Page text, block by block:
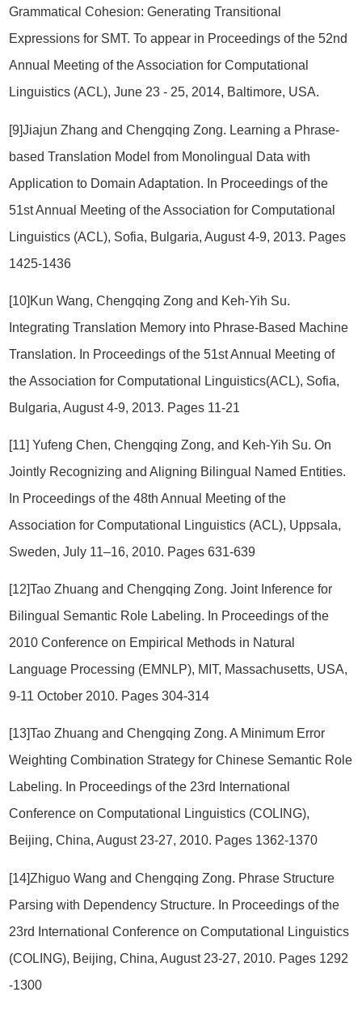
Grammatical Cohesion: Generating Transitional
Expressions for SMT. To appear in Proceedings of the 52nd
Annual Meeting of the Association for Computational
Linguistics (ACL), June 23 - 25, 2014, Baltimore, USA.
[9]Jiajun Zhang and Chengqing Zong. Learning a Phrase-
based Translation Model from Monolingual Data with
Application to Domain Adaptation. In Proceedings of the
51st Annual Meeting of the Association for Computational
Linguistics (ACL), Sofia, Bulgaria, August 4-9, 2013. Pages
1425-1436
[10]Kun Wang, Chengqing Zong and Keh-Yih Su.
Integrating Translation Memory into Phrase-Based Machine
Translation. In Proceedings of the 51st Annual Meeting of
the Association for Computational Linguistics(ACL), Sofia,
Bulgaria, August 4-9, 2013. Pages 11-21
[11] Yufeng Chen, Chengqing Zong, and Keh-Yih Su. On
Jointly Recognizing and Aligning Bilingual Named Entities.
In Proceedings of the 48th Annual Meeting of the
Association for Computational Linguistics (ACL), Uppsala,
Sweden, July 11–16, 2010. Pages 631-639
[12]Tao Zhuang and Chengqing Zong. Joint Inference for
Bilingual Semantic Role Labeling. In Proceedings of the
2010 Conference on Empirical Methods in Natural
Language Processing (EMNLP), MIT, Massachusetts, USA,
9-11 October 2010. Pages 304-314
[13]Tao Zhuang and Chengqing Zong. A Minimum Error
Weighting Combination Strategy for Chinese Semantic Role
Labeling. In Proceedings of the 23rd International
Conference on Computational Linguistics (COLING),
Beijing, China, August 23-27, 2010. Pages 1362-1370
[14]Zhiguo Wang and Chengqing Zong. Phrase Structure
Parsing with Dependency Structure. In Proceedings of the
23rd International Conference on Computational Linguistics
(COLING), Beijing, China, August 23-27, 2010. Pages 1292
-1300